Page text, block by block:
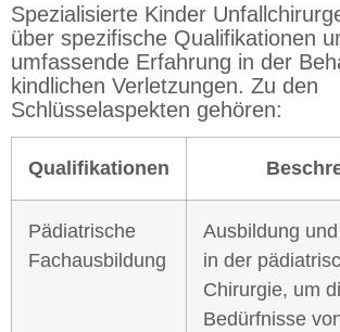
Spezialisierte Kinder
über spezifische Qualifikationen
umfassende Erfahrung in der
kindlichen Verletzungen. Zu den
Schlüsselaspekten gehören:
Qualifikationen
Pädiatrische
Fachausbildung
Ausbildung
in der
Chirurgie, um
Bedürfnisse